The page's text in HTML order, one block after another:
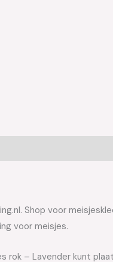
Shop voor
voor meisjes.
rok – Lavender kunt